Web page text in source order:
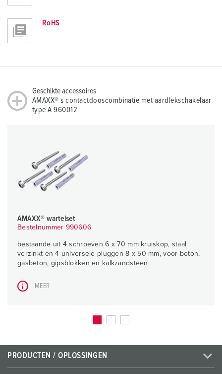
RoHS
Geschikte accessoires
AMAXX® s contactdooscombinatie met aardlekschakelaar
type A 960012
AMAXX® wartelset
Bestelnummer 990606
bestaande uit 4 schroeven 6 x 70 mm kruiskop, staal
verzinkt en 4 universele pluggen 8 x 50 mm, voor beton,
gasbeton, gipsblokken en kalkzandsteen
MEER
PRODUCTEN / OPLOSSINGEN